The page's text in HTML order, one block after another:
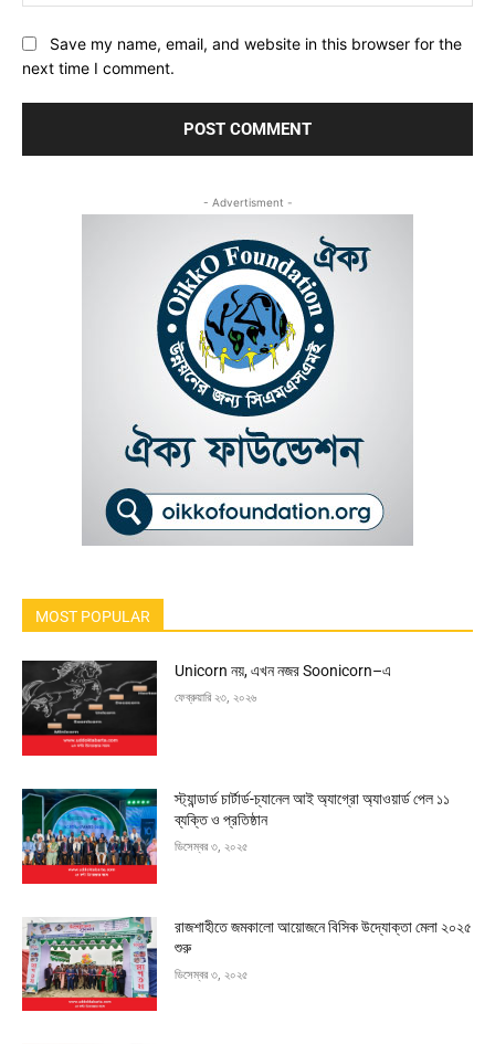
Save my name, email, and website in this browser for the
next time I comment.
- Advertisment -
MOST POPULAR
Unicorn নয়, এখন নজর Soonicorn–এ
ফেব্রুয়ারি ২৩, ২০২৬
স্ট্যান্ডার্ড চার্টার্ড-চ্যানেল আই অ্যাগ্রো অ্যাওয়ার্ড পেল ১১
ব্যক্তি ও প্রতিষ্ঠান
ডিসেম্বর ৩, ২০২৫
রাজশাহীতে জমকালো আয়োজনে বিসিক উদ্যোক্তা মেলা ২০২৫
শুরু
ডিসেম্বর ৩, ২০২৫